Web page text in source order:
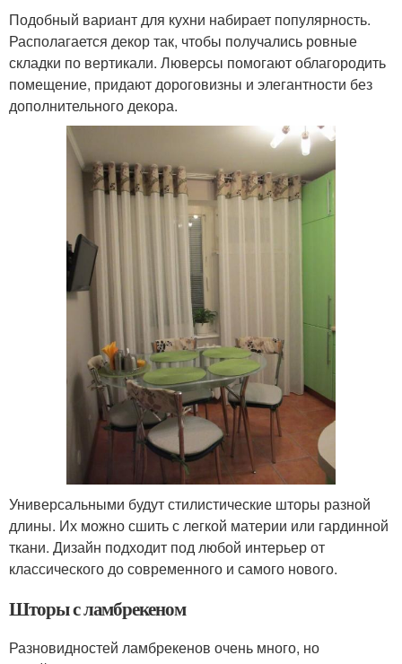
Подобный вариант для кухни набирает популярность.
Располагается декор так, чтобы получались ровные
складки по вертикали. Люверсы помогают облагородить
помещение, придают дороговизны и элегантности без
дополнительного декора.
Универсальными будут стилистические шторы разной
длины. Их можно сшить с легкой материи или гардинной
ткани. Дизайн подходит под любой интерьер от
классического до современного и самого нового.
Шторы с ламбрекеном
Разновидностей ламбрекенов очень много, но